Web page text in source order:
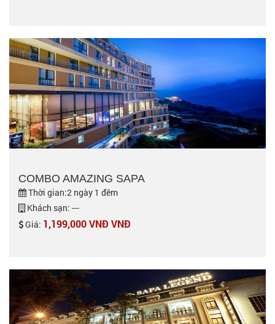
COMBO AMAZING SAPA
Thời gian:2 ngày 1 đêm
Khách sạn: ---
Giá: 1,199,000 VNĐ VNĐ